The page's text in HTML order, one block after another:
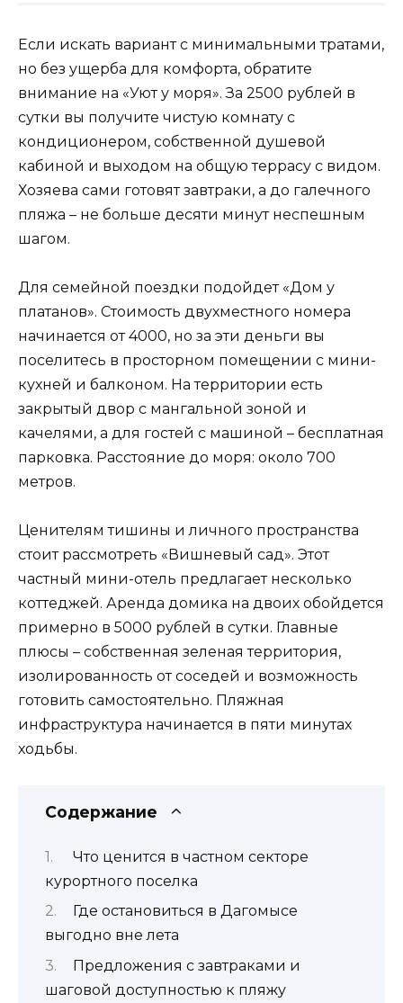
Если искать вариант с минимальными тратами,
но без ущерба для комфорта, обратите
внимание на «Уют у моря». За 2500 рублей в
сутки вы получите чистую комнату с
кондиционером, собственной душевой
кабиной и выходом на общую террасу с видом.
Хозяева сами готовят завтраки, а до галечного
пляжа – не больше десяти минут неспешным
шагом.
Для семейной поездки подойдет «Дом у
платанов». Стоимость двухместного номера
начинается от 4000, но за эти деньги вы
поселитесь в просторном помещении с мини-
кухней и балконом. На территории есть
закрытый двор с мангальной зоной и
качелями, а для гостей с машиной – бесплатная
парковка. Расстояние до моря: около 700
метров.
Ценителям тишины и личного пространства
стоит рассмотреть «Вишневый сад». Этот
частный мини-отель предлагает несколько
коттеджей. Аренда домика на двоих обойдется
примерно в 5000 рублей в сутки. Главные
плюсы – собственная зеленая территория,
изолированность от соседей и возможность
готовить самостоятельно. Пляжная
инфраструктура начинается в пяти минутах
ходьбы.
Содержание
Что ценится в частном секторе
курортного поселка
Где остановиться в Дагомысе
выгодно вне лета
Предложения с завтраками и
шаговой доступностью к пляжу